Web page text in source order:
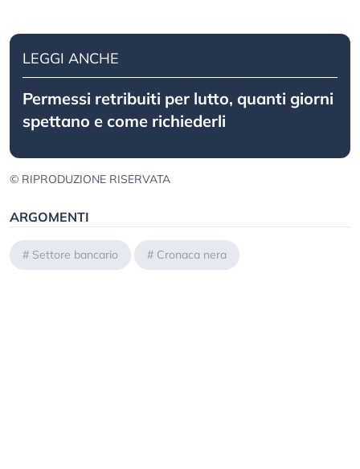
LEGGI ANCHE
Permessi retribuiti per lutto, quanti giorni
spettano e come richiederli
© RIPRODUZIONE RISERVATA
ARGOMENTI
# Settore bancario # Cronaca nera